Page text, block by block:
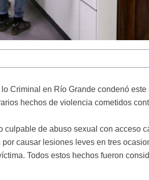
Criminal en Río Grande condenó
hechos de violencia cometidos
culpable de abuso sexual con acceso
causar lesiones leves en tres
Todos estos hechos fueron